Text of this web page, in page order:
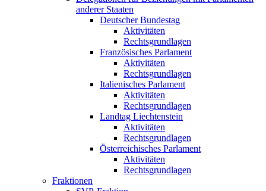
anderer Staaten
Deutscher Bundestag
Aktivitäten
Rechtsgrundlagen
Französisches Parlament
Aktivitäten
Rechtsgrundlagen
Italienisches Parlament
Aktivitäten
Rechtsgrundlagen
Landtag Liechtenstein
Aktivitäten
Rechtsgrundlagen
Österreichisches Parlament
Aktivitäten
Rechtsgrundlagen
Fraktionen